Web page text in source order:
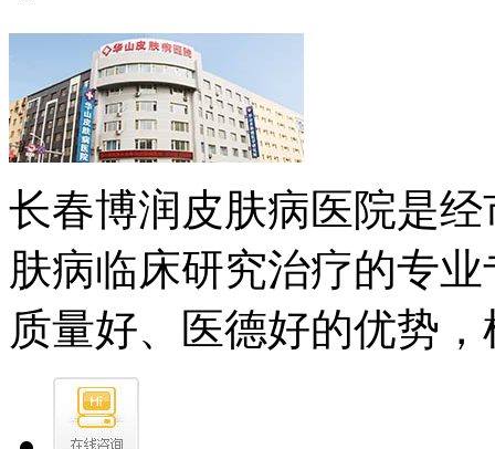
长春博润皮肤病医院是
肤病临床研究治疗的专
质量好、医德好的优势